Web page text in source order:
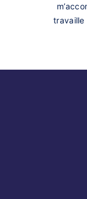
travaille